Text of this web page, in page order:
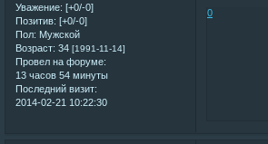
Уважение: [+0/-0]
Позитив: [+0/-0]
Пол: Мужской
Возраст: 34 [1991-11-14]
Провел на форуме:
13 часов 54 минуты
Последний визит:
2014-02-21 10:22:30
0